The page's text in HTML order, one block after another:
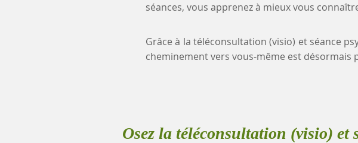
séances, vous apprenez à mieux vous
Grâce à la téléconsultation (visio) et séance
cheminement vers vous-même est désormais
Osez la téléconsultation (visio) et